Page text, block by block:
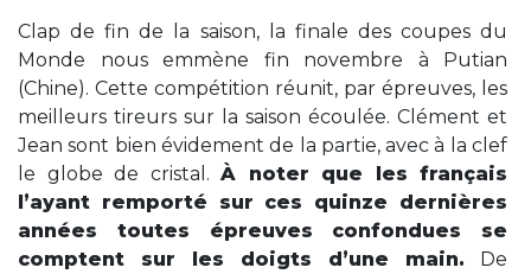
Clap de fin de la saison, la finale des coupes du
Monde nous emmène fin novembre à Putian
(Chine). Cette compétition réunit, par épreuves, les
meilleurs tireurs sur la saison écoulée. Clément et
Jean sont bien évidement de la partie, avec à la clef
le globe de cristal. À noter que les français
l’ayant remporté sur ces quinze dernières
années toutes épreuves confondues se
comptent sur les doigts d’une main. De